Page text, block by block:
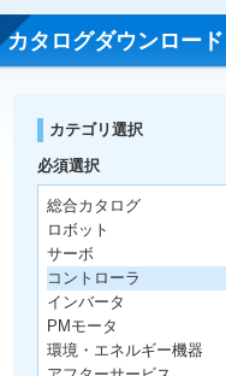
カタログダウンロード
カテゴリ選択
必須選択
総合カタログ
ロボット
サーボ
コントローラ
インバータ
PMモータ
環境・エネルギー機器